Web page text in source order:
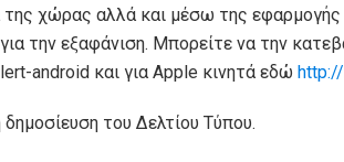
χώρας αλλά και μέσω της
την εξαφάνιση. Μπορείτε να την
android και για Apple κινητά εδώ
του Δελτίου Τύπου.